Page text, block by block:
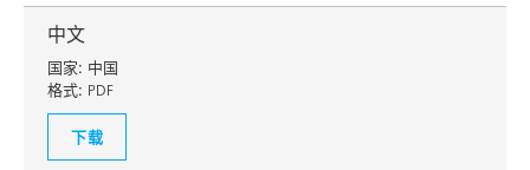
中文
国家: 中国
格式: PDF
下载